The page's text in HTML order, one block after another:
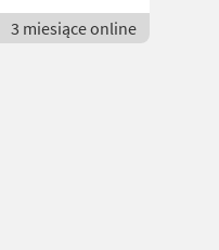
3 miesiące online